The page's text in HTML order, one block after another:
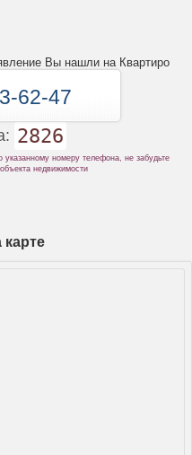
Вы нашли на Квартиро
62-47
2826
номеру телефона, не забудьте
недвижимости